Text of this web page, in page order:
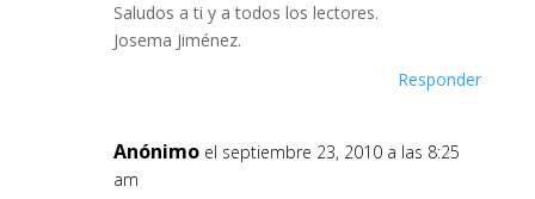
Saludos a ti y a todos los lectores.
Josema Jiménez.
Responder
Anónimo el septiembre 23, 2010 a las 8:25
am